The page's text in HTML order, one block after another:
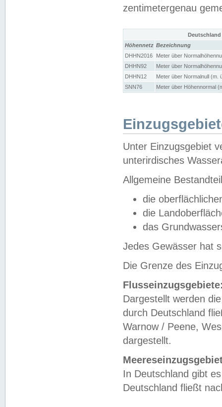
zentimetergenau
Höhennetz Bezeichnung
DHHN2016
Meter über
DHHN92
Meter über
DHHN12
Meter über Normalnull (m.
SNN76
Meter über Höhennormal
Unter Einzugsgebiet
unterirdisches
Allgemeine
die
die
das
Jedes Gewässer hat
Die Grenze des
Dargestellt werden
durch Deutschland
Warnow / Peene,
dargestellt.
In Deutschland gibt
Deutschland fließt